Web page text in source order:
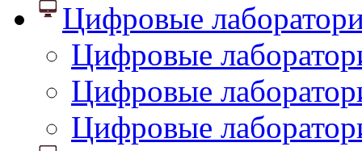
Цифровые
Цифровые
Цифровые
Цифровые